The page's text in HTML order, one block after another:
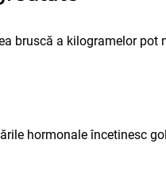
bruscă a kilogramelor
hormonale încetinesc